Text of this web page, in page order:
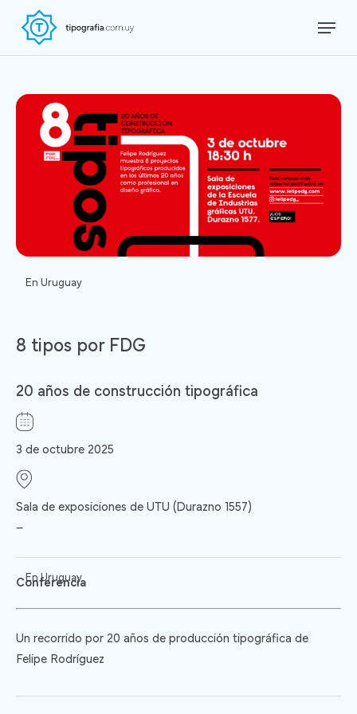
main
Menu
En Uruguay
8 tipos por FDG
20 años de construcción tipográfica
3 de octubre 2025
Sala de exposiciones de UTU (Durazno 1557)
–
En Uruguay
Conferencia
Un recorrido por 20 años de producción tipográfica de
Felipe Rodríguez